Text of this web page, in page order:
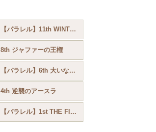
【パラレル】11th WINTERSPELL
8th ジャファーの王権
【パラレル】6th 大いなるアズライト
4th 逆襲のアースラ
【パラレル】1st THE FIRST CHAPTER 物語のはじまり